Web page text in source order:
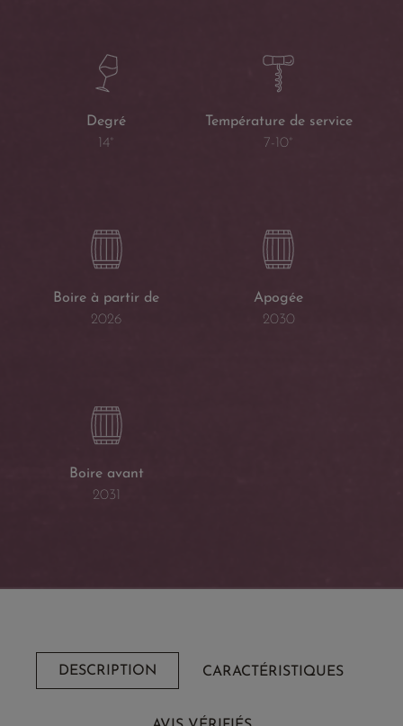
Degré
14°
Température de service
7-10°
Boire à partir de
2026
Apogée
2030
Boire avant
2031
DESCRIPTION CARACTÉRISTIQUES